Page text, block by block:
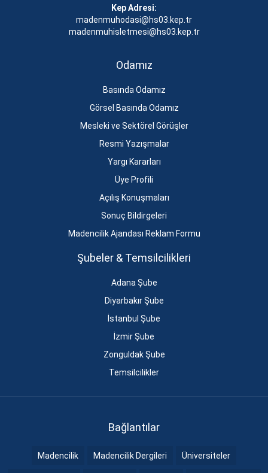
Kep Adresi:
madenmuhodasi@hs03.kep.tr
madenmuhisletmesi@hs03.kep.tr
Odamız
Basında Odamız
Görsel Basında Odamız
Mesleki ve Sektörel Görüşler
Resmi Yazışmalar
Yargı Kararları
Üye Profili
Açılış Konuşmaları
Sonuç Bildirgeleri
Madencilik Ajandası Reklam Formu
Şubeler & Temsilcilikleri
Adana Şube
Diyarbakır Şube
İstanbul Şube
İzmir Şube
Zonguldak Şube
Temsilcilikler
Bağlantılar
Madencilik Madencilik Dergileri Üniversiteler